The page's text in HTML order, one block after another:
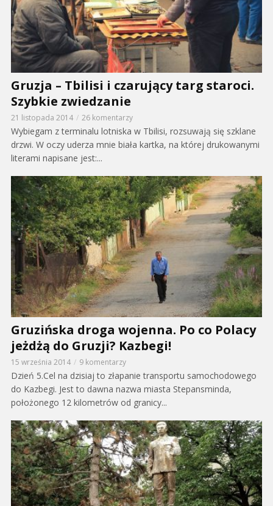
Gruzja – Tbilisi i czarujący targ staroci.
Szybkie zwiedzanie
21 listopada 2014 26 komentarzy
Wybiegam z terminalu lotniska w Tbilisi, rozsuwają się szklane
drzwi. W oczy uderza mnie biała kartka, na której drukowanymi
literami napisane jest:...
Gruzińska droga wojenna. Po co Polacy
jeżdżą do Gruzji? Kazbegi!
15 września 2014 9 komentarzy
Dzień 5.Cel na dzisiaj to złapanie transportu samochodowego
do Kazbegi. Jest to dawna nazwa miasta Stepansminda,
położonego 12 kilometrów od granicy...